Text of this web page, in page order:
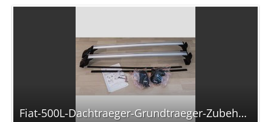
Fiat-500L-Dachtraeger-Grundtraeger-Zubehoer-Mopar.jpg